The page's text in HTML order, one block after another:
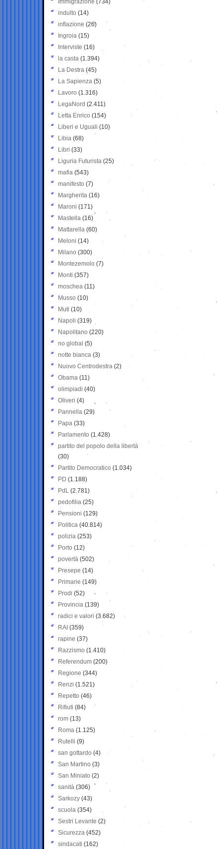
Immigrazione (734)
indulto (14)
inflazione (26)
Ingroia (15)
Interviste (16)
la casta (1.394)
La Destra (45)
La Sapienza (5)
Lavoro (1.316)
LegaNord (2.411)
Letta Enrico (154)
Liberi e Uguali (10)
Libia (68)
Libri (33)
Liguria Futurista (25)
mafia (543)
manifesto (7)
Margherita (16)
Maroni (171)
Mastella (16)
Mattarella (60)
Meloni (14)
Milano (300)
Montezemolo (7)
Monti (357)
moschea (11)
Musso (10)
Muti (10)
Napoli (319)
Napolitano (220)
no global (5)
notte bianca (3)
Nuovo Centrodestra (2)
Obama (11)
olimpiadi (40)
Oliveri (4)
Pannella (29)
Papa (33)
Parlamento (1.428)
partito del popolo della libertà
(30)
Partito Democratico (1.034)
PD (1.188)
PdL (2.781)
pedofilia (25)
Pensioni (129)
Politica (40.814)
polizia (253)
Porto (12)
povertà (502)
Presepe (14)
Primarie (149)
Prodi (52)
Provincia (139)
radici e valori (3.682)
RAI (359)
rapine (37)
Razzismo (1.410)
Referendum (200)
Regione (344)
Renzi (1.521)
Repetto (46)
Rifiuti (84)
rom (13)
Roma (1.125)
Rutelli (9)
san gottardo (4)
San Martino (3)
San Miniato (2)
sanità (306)
Sarkozy (43)
scuola (354)
Sestri Levante (2)
Sicurezza (452)
sindacati (162)